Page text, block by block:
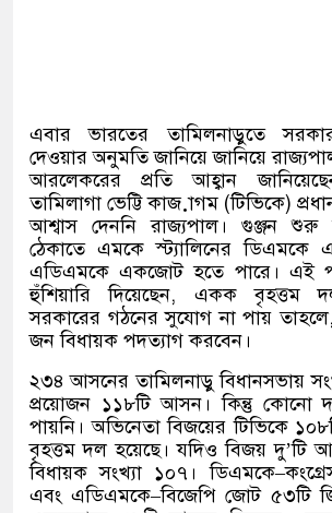
এবার ভারতের তামিলনাড়ুতে
দেওয়ার অনুমতি জানিয়ে জানিয়ে রাজ্যপাল
আরলেকরের প্রতি আহ্বান
তামিলাগা ভেট্টি কাজ়াগম (টিভিকে)
আশ্বাস দেননি রাজ্যপাল। গুঞ্জন শুরু
ঠেকাতে এমকে স্ট্যালিনের ডিএমকে
এডিএমকে একজোট হতে পারে। এই
হুঁশিয়ারি দিয়েছেন, একক বৃহত্তম
সরকারের গঠনের সুযোগ না পায় তাহলে
জন বিধায়ক পদত্যাগ করবেন।
২৩৪ আসনের তামিলনাড়ু বিধানসভায়
প্রয়োজন ১১৮টি আসন। কিন্তু কোনো
পায়নি। অভিনেতা বিজয়ের টিভিকে
বৃহত্তম দল হয়েছে। যদিও বিজয় দু’টি
বিধায়ক সংখ্যা ১০৭। ডিএমকে–
এবং এডিএমকে–বিজেপি জোট ৫৩টি